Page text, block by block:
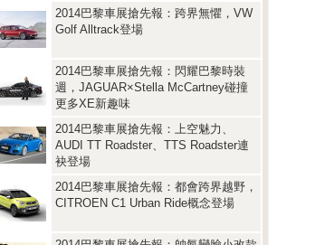
2014巴黎車展搶先報：跨界無懼，VW
Golf Alltrack登場
2014巴黎車展搶先報：閃耀巴黎時裝
週，JAGUAR×Stella McCartney碰撞
更多XE新趣味
2014巴黎車展搶先報：上空魅力、
AUDI TT Roadster、TTS Roadster連
袂登場
2014巴黎車展搶先報：都會跨界越野，
CITROEN C1 Urban Ride概念登場